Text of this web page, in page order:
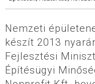
Nemzeti
készít 2013
Fejlesztési
Építésügyi